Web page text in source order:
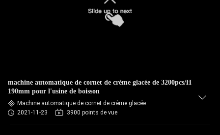
machine automatique de cornet de crème glacée de 3200pcs/H
190mm pour l'usine de boisson
Machine automatique de cornet de crème glacée
2021-11-23
3900 points de vue